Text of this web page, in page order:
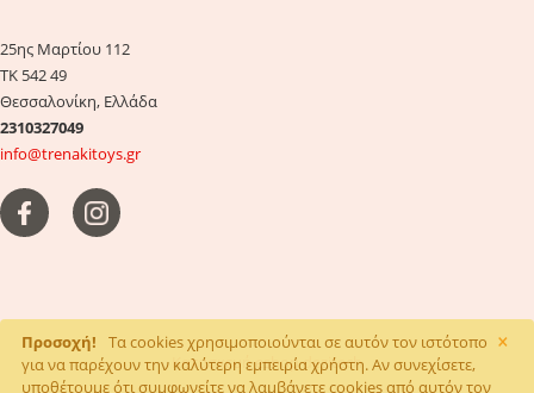
×
Προσοχή!
Τα cookies χρησιμοποιούνται σε αυτόν τον ιστότοπο
για να παρέχουν την καλύτερη εμπειρία χρήστη. Αν συνεχίσετε,
υποθέτουμε ότι συμφωνείτε να λαμβάνετε cookies από αυτόν τον
25ης Μαρτίου 112
ΤΚ 542 49
Θεσσαλονίκη, Ελλάδα
2310327049
info@trenakitoys.gr
Κατασκευή eshopdezitech